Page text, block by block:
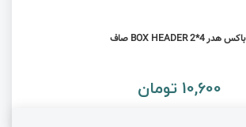
باکس هدر 4*2 BOX HEADER صاف
10,600 تومان